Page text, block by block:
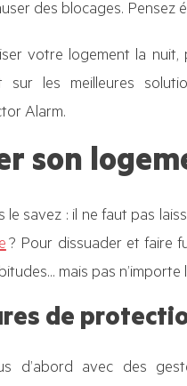
des blocages. Pensez
votre logement la
sur les meilleures
Alarm.
son
le savez : il ne faut pas
? Pour dissuader et faire
mais pas n’importe
de
d’abord avec des